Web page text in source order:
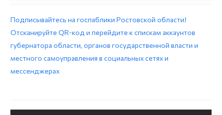
Подписывайтесь на госпаблики Ростовской области!
Отсканируйте QR-код и перейдите к спискам аккаунтов
губернатора области, органов государственной власти и
местного самоуправления в социальных сетях и
мессенджерах